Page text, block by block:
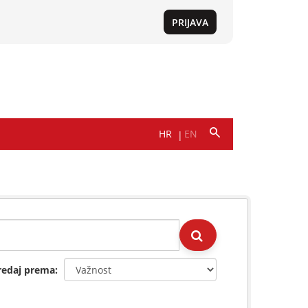
prema